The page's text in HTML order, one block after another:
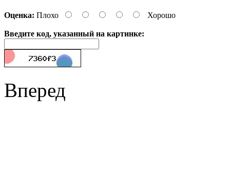
Оценка: Плохо Хорошо
Введите код, указанный на картинке:
Вперед